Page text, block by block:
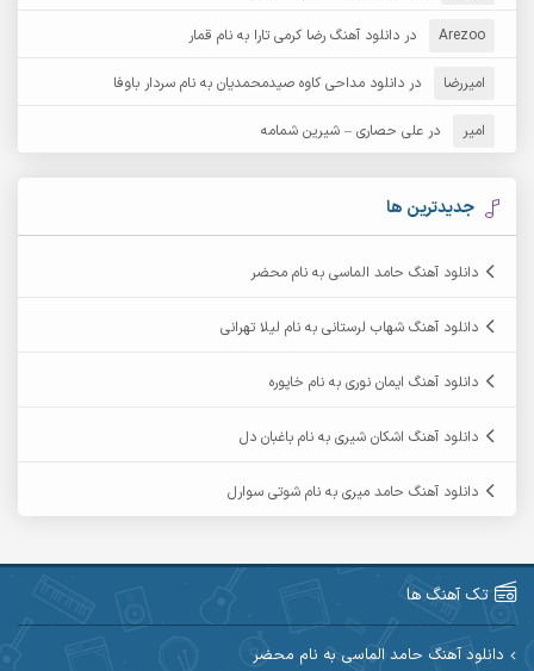
آرش مبهم آرش مستشیری
آرش مهرابی آرش نظری
آرشام
آرکاداش
آرین صیادی
آرین مریدی
Arezoo در دانلود آهنگ رضا کرمی تارا به نام قمار
امیررضا در دانلود مداحی کاوه صیدمحمدیان به نام سردار باوفا
امیر در علی حصاری – شیرین شمامه
جدیدترین ها
دانلود آهنگ حامد الماسی به نام محضر
دانلود آهنگ شهاب لرستانی به نام لیلا تهرانی
دانلود آهنگ ایمان نوری به نام خاپوره
دانلود آهنگ اشکان شیری به نام باغبان دل
دانلود آهنگ حامد میری به نام شوتی سوارل
تک آهنگ ها
دانلود آهنگ حامد الماسی به نام محضر